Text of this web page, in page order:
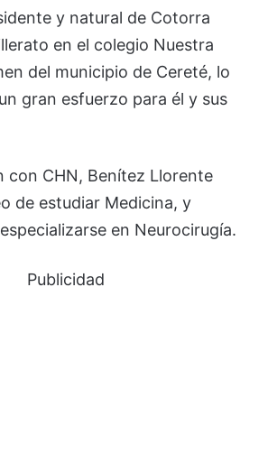
y natural de Cotorra
en el colegio Nuestra
del municipio de Cereté, lo
gran esfuerzo para él y sus
con CHN, Benítez Llorente
de estudiar Medicina, y
en Neurocirugía.
Publicidad